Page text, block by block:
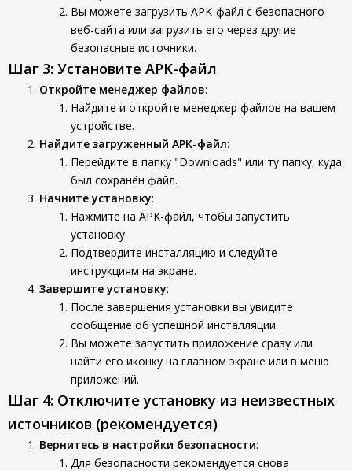
Вы можете загрузить APK-файл с безопасного
веб-сайта или загрузить его через другие
безопасные источники.
Шаг 3: Установите APK-файл
Откройте менеджер файлов:
Найдите и откройте менеджер файлов на вашем
устройстве.
Найдите загруженный APK-файл:
Перейдите в папку "Downloads" или ту папку, куда
был сохранён файл.
Начните установку:
Нажмите на APK-файл, чтобы запустить
установку.
Подтвердите инсталляцию и следуйте
инструкциям на экране.
Завершите установку:
После завершения установки вы увидите
сообщение об успешной инсталляции.
Вы можете запустить приложение сразу или
найти его иконку на главном экране или в меню
приложений.
Шаг 4: Отключите установку из неизвестных
источников (рекомендуется)
Вернитесь в настройки безопасности:
Для безопасности рекомендуется снова